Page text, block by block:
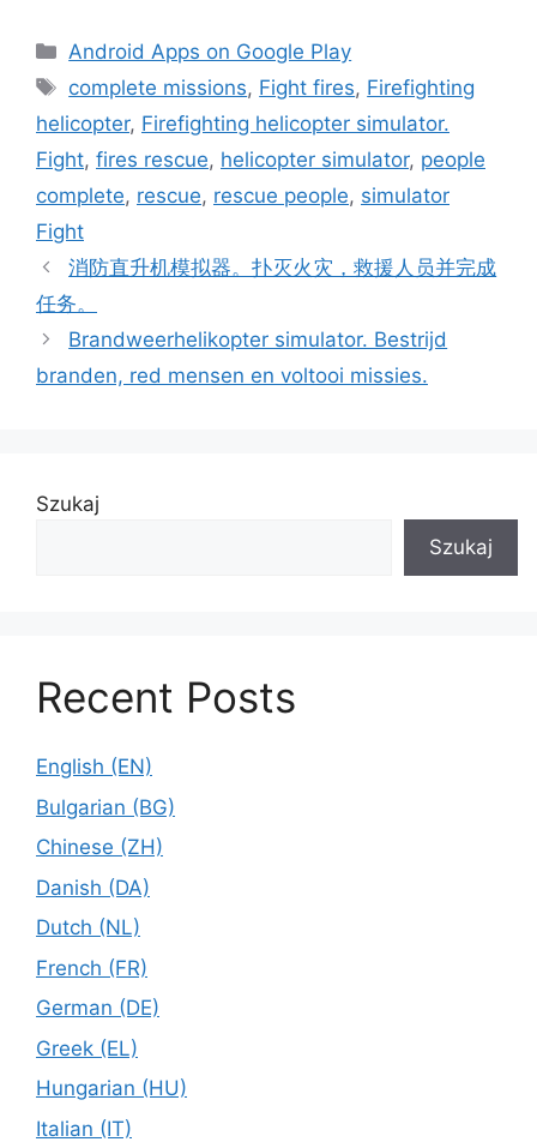
Kategorie
Android Apps on Google Play
Tagi
complete missions, Fight fires, Firefighting
helicopter, Firefighting helicopter simulator.
Fight, fires rescue, helicopter simulator, people
complete, rescue, rescue people, simulator
Fight
消防直升机模拟器。扑灭火灾，救援人员并完成
任务。
Brandweerhelikopter simulator. Bestrijd
branden, red mensen en voltooi missies.
Szukaj
Szukaj
Recent Posts
English (EN)
Bulgarian (BG)
Chinese (ZH)
Danish (DA)
Dutch (NL)
French (FR)
German (DE)
Greek (EL)
Hungarian (HU)
Italian (IT)